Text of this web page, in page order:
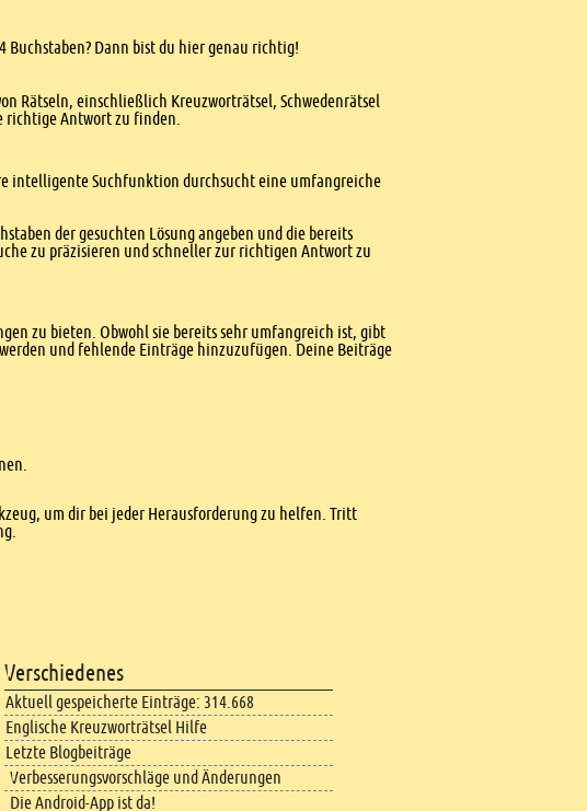
Dann bist du hier genau richtig!
Rätseln, einschließlich Kreuzworträtsel, Schwedenrätsel
richtige Antwort zu finden.
intelligente Suchfunktion durchsucht eine umfangreiche
der gesuchten Lösung angeben und die bereits
zu präzisieren und schneller zur richtigen Antwort zu
zu bieten. Obwohl sie bereits sehr umfangreich ist, gibt
und fehlende Einträge hinzuzufügen. Deine Beiträge
um dir bei jeder Herausforderung zu helfen. Tritt
Verschiedenes
Aktuell gespeicherte Einträge: 314.668
Englische Kreuzworträtsel Hilfe
Letzte Blogbeiträge
Verbesserungsvorschläge und Änderungen
Die Android-App ist da!